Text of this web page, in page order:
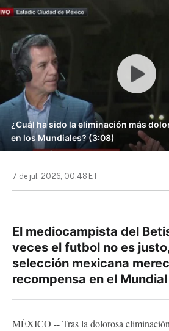
¿Cuál ha sido la eliminación más
en los Mundiales? (3:08)
7 de jul, 2026, 00:48 ET
El mediocampista del
veces el futbol no es
selección mexicana
recompensa en el
MÉXICO -- Tras la dolorosa